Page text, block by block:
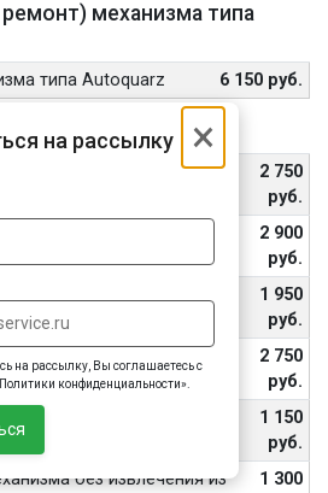
×
на рассылку
на рассылку, Вы соглашаетесь с
конфиденциальности».
механизма типа
типа Autoquarz 6 150 руб.
ремонт механизма
часов с Bluetooth-
2 750
руб.
в
2 900
руб.
часах
1 950
руб.
с доп. функцией
2 750
руб.
из корпуса
и др.)
1 150
руб.
без извлечения из
1 300